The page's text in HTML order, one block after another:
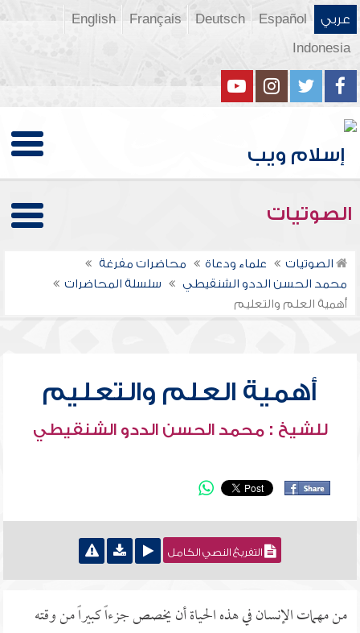
عربي Español
Deutsch
Français
English
Indonesia
الصوتيات
الصوتيات علماء ودعاة
محاضرات مفرغة
محمد الحسن الددو الشنقيطي
سلسلة المحاضرات
أهمية العلم والتعليم
أهمية العلم والتعليم
للشيخ : محمد الحسن الددو الشنقيطي
التفريغ النصي الكامل
من مهمات الإنسان في هذه الحياة أن يخصص جزءاً كبيراً من وقته